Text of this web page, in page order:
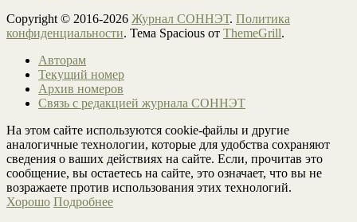
Copyright © 2016-2026 Журнал СОННЭТ. Политика
конфиденциальности. Тема Spacious от ThemeGrill.
Авторам
Текущий номер
Архив номеров
Связь с редакцией журнала СОННЭТ
На этом сайте используются cookie-файлы и другие
аналогичные технологии, которые для удобства сохраняют
сведения о ваших действиях на сайте. Если, прочитав это
сообщение, вы остаетесь на сайте, это означает, что вы не
возражаете против использования этих технологий.
Хорошо Подробнее